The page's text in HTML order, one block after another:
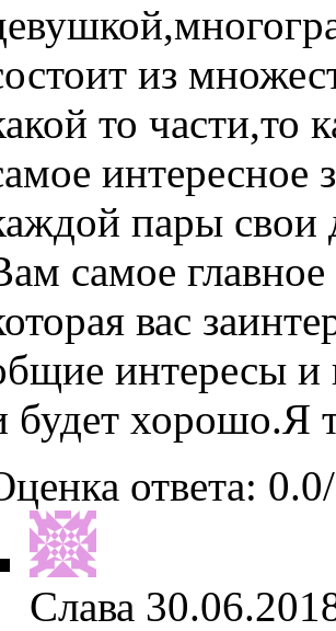
из
то части,то
интересное
пары свои
самое
вас
интересы и
будет хорошо.Я
ответа: 0.0/
Слава